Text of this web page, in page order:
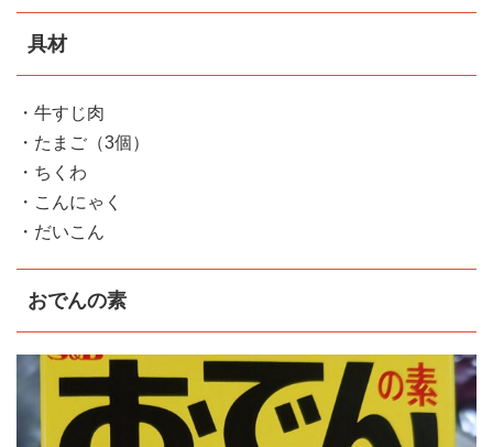
具材
・牛すじ肉
・たまご（3個）
・ちくわ
・こんにゃく
・だいこん
おでんの素